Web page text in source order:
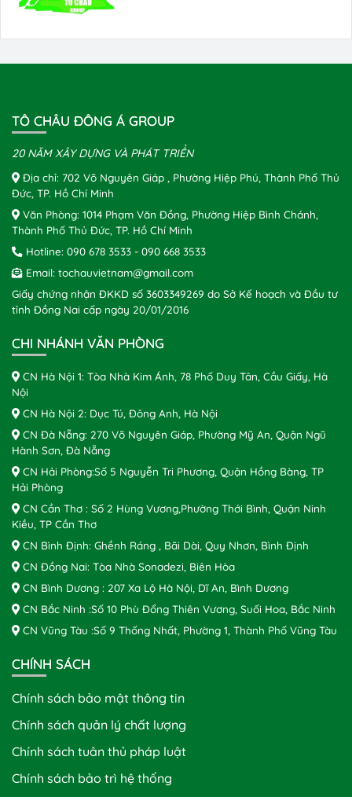
TÔ CHÂU ĐÔNG Á GROUP
20 NĂM XÂY DỰNG VÀ PHÁT TRIỂN
Địa chỉ: 702 Võ Nguyên Giáp , Phường Hiệp Phú, Thành Phố Thủ
Đức, TP. Hồ Chí Minh
Văn Phòng: 1014 Phạm Văn Đồng, Phường Hiệp Bình Chánh,
Thành Phố Thủ Đức, TP. Hồ Chí Minh
Hotline: 090 678 3533 - 090 668 3533
Email: tochauvietnam@gmail.com
Giấy chứng nhận ĐKKD số 3603349269 do Sở Kế hoạch và Đầu tư
tỉnh Đồng Nai cấp ngày 20/01/2016
CHI NHÁNH VĂN PHÒNG
CN Hà Nội 1: Tòa Nhà Kim Ánh, 78 Phố Duy Tân, Cầu Giấy, Hà
Nội
CN Hà Nội 2: Dục Tú, Đông Anh, Hà Nội
CN Đà Nẵng: 270 Võ Nguyên Giáp, Phường Mỹ An, Quận Ngũ
Hành Sơn, Đà Nẵng
CN Hải Phòng:Số 5 Nguyễn Tri Phương, Quận Hồng Bàng, TP
Hải Phòng
CN Cần Thơ : Số 2 Hùng Vương,Phường Thới Bình, Quận Ninh
Kiều, TP Cần Thơ
CN Bình Định: Ghềnh Ráng , Bãi Dài, Quy Nhơn, Bình Định
CN Đồng Nai: Tòa Nhà Sonadezi, Biên Hòa
CN Bình Dương : 207 Xa Lộ Hà Nội, Dĩ An, Bình Dương
CN Bắc Ninh :Số 10 Phù Đổng Thiên Vương, Suối Hoa, Bắc Ninh
CN Vũng Tàu :Số 9 Thống Nhất, Phường 1, Thành Phố Vũng Tàu
CHÍNH SÁCH
Chính sách bảo mật thông tin
Chính sách quản lý chất lượng
Chính sách tuân thủ pháp luật
Chính sách bảo trì hệ thống